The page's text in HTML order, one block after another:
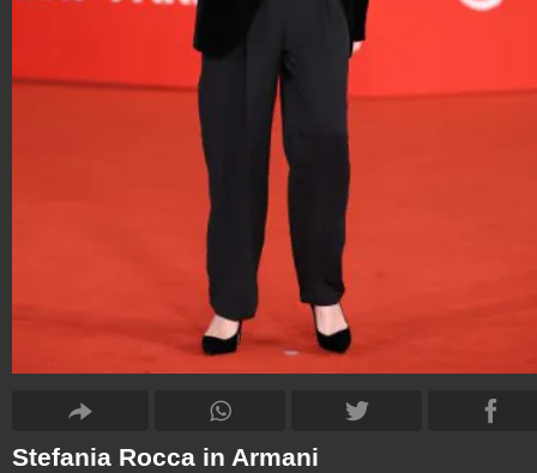
Stefania Rocca in Armani